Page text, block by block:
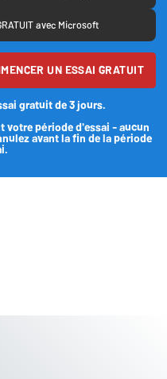
avec Microsoft
UN ESSAI GRATUIT
gratuit de 3 jours.
votre période d'essai - aucun
avant la fin de la période